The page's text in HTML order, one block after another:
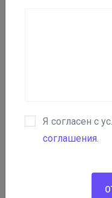
Я согласен с
соглашения.